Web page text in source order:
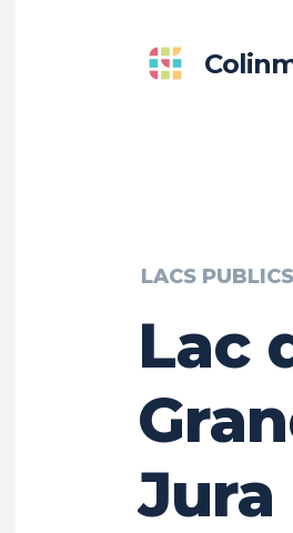
LACS
Lac
Jura